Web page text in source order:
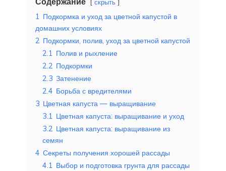
скрыть
1 Подкормка и уход за цветной капустой в
домашних условиях
2 Подкормки, полив, уход за цветной капустой
2.1 Полив и рыхление
2.2 Подкормки
2.3 Затенение
2.4 Борьба с вредителями
3 Цветная капуста — выращивание
3.1 Цветная капуста: выращивание и уход
3.2 Цветная капуста: выращивание из
семян
4 Секреты получения хорошей рассады
4.1 Выбор и подготовка грунта для рассады